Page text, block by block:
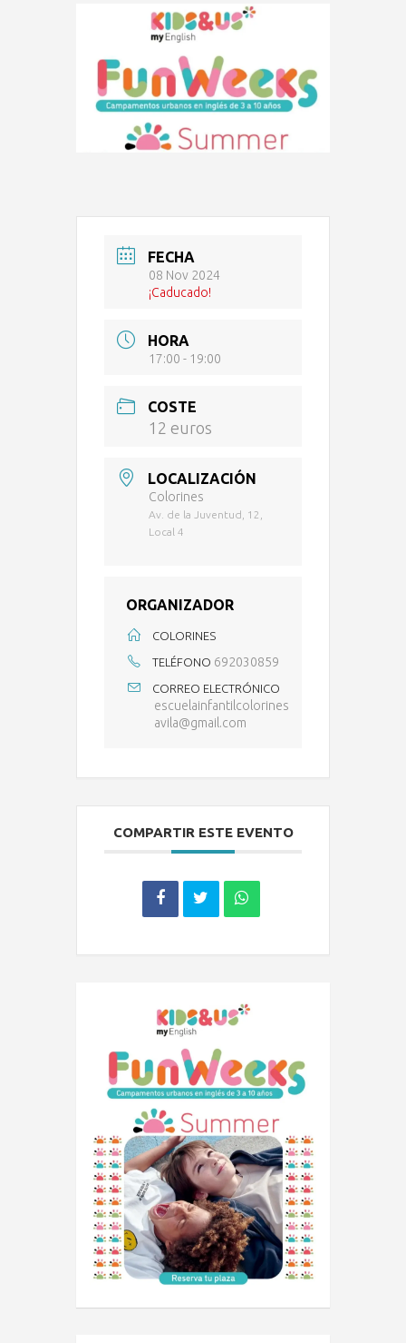
FECHA
08 Nov 2024
¡Caducado!
HORA
17:00 - 19:00
COSTE
12 euros
LOCALIZACIÓN
Colorines
Av. de la Juventud, 12,
Local 4
ORGANIZADOR
COLORINES
TELÉFONO 692030859
CORREO ELECTRÓNICO
escuelainfantilcolorines
avila@gmail.com
COMPARTIR ESTE EVENTO